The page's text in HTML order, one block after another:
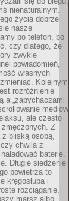
nienaturalnym.
życia dobrze
nasze
po telefon, bo
czy dlatego, że
zwykle
powiadomień,
własnych
Kolejnym
rozróżnienie
a „zapychaczami
mediów
ale często
Z
z bliską osobą,
chwila z
baterie.
Długie siedzenie
powietrza to
kręgosłupa i
rozciąganie,
marsz albo